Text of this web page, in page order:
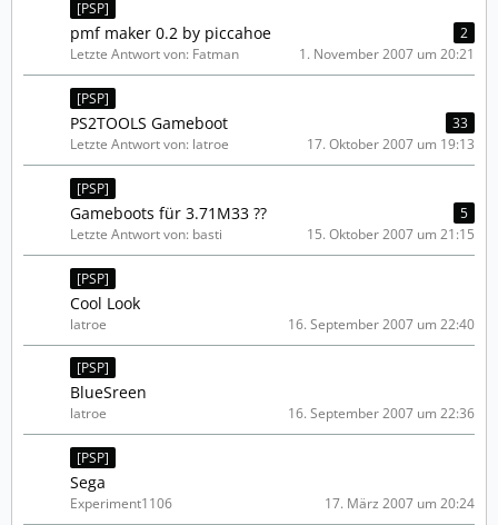
[PSP]
pmf maker 0.2 by piccahoe
2
Letzte Antwort von: Fatman
1. November 2007 um 20:21
[PSP]
PS2TOOLS Gameboot
33
Letzte Antwort von: latroe
17. Oktober 2007 um 19:13
[PSP]
Gameboots für 3.71M33 ??
5
Letzte Antwort von: basti
15. Oktober 2007 um 21:15
[PSP]
Cool Look
latroe 16. September 2007 um 22:40
[PSP]
BlueSreen
latroe 16. September 2007 um 22:36
[PSP]
Sega
Experiment1106 17. März 2007 um 20:24